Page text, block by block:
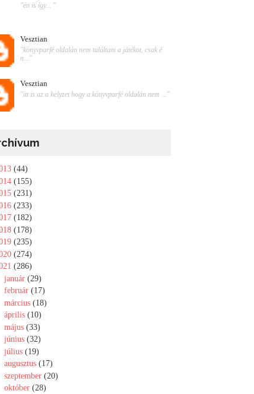
"én is így... "
Vesztian
"könyvparfé oldalán nem találtam a játékot, csak é
n..."
Vesztian
"itt is az a helyzet hogy a könyvparfé oldalán nem ..."
(44)
(155)
(231)
(233)
(182)
(178)
(235)
(274)
(286)
január(29)
február(17)
március(18)
április(10)
május(33)
június(32)
július(19)
augusztus(17)
szeptember(20)
október(28)